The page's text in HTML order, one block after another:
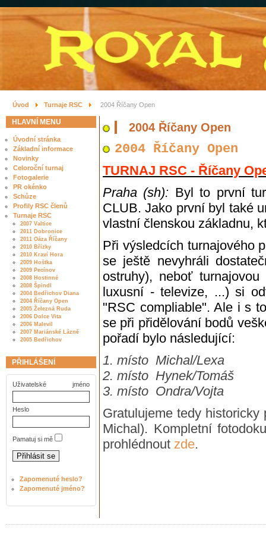
Úvod Turnaje RSC 2004 Říčany Open
HLAVNÍ MENU
Úvodní stránka
Základní informace
Novinky
Celoroční turnaj
Fotogalerie
PR okénko
Schůze
Profily RSC členů
Turnaje RSC
2007 Valtice
2011 Dobronice
2011 Oáza Říčany
2010 Břízky
2010 Kraví Hora
2009 Hoštka
2009 Pecínov
2008 Hostinné
2008 Špindl
2004 Bedřichov Diana
2004 Říčany Open
2005 Železná Ruda
2006 Dolce Vita
2006 Malevil
2007 Mariánské Lázně
2005 Bedřichov
PŘIHLÁŠENÍ
Uživatelské jméno
Heslo
Pamatuj si mě
Zapomenuté heslo?
Zapomenuté jméno?
2004 Říčany Open
2004 Říčany Open
TURNAJ RSC - Říčany
Praha (sh): Byl to první
CLUB. Jako první byl také
vlastní členskou základnu,
Při výsledcích turnajového
se ještě nevyhráli
ostruhy), neboť
luxusní - televize, ...) si
"RSC compliable". Ale i s
se při přidělování bodů
pořadí bylo následující:
1. místo Michal/Lexa
2. místo Hynek/Tomáš
3. místo Ondra/Vojta
Gratulujeme tedy
Michal). Kompletní
prohlédnout zde.